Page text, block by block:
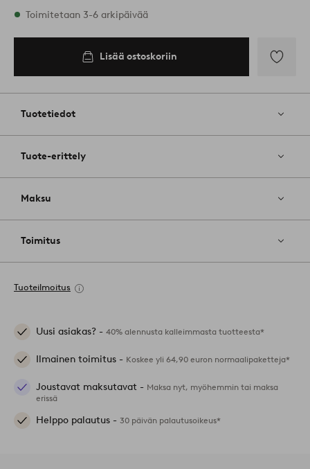
Varastossa
Toimitetaan 3-6 arkipäivää
Lisää ostoskoriin
Tuotetiedot
Tuote-erittely
Maksu
Toimitus
Tuoteilmoitus
Uusi asiakas? - 40% alennusta kalleimmasta tuotteesta*
Ilmainen toimitus - Koskee yli 64,90 euron normaalipaketteja*
Joustavat maksutavat - Maksa nyt, myöhemmin tai maksa
erissä
Helppo palautus - 30 päivän palautusoikeus*